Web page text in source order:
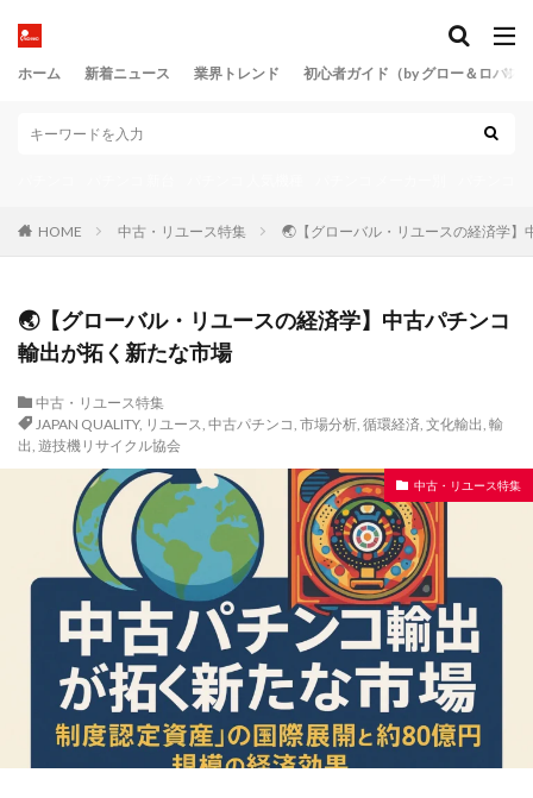
ホーム 新着ニュース 業界トレンド 初心者ガイド（by グロー＆ロバス
検索
HOME 中古・リユース特集 🌏【グローバル・リユースの経済学】
🌏【グローバル・リユースの経済学】中古パチンコ
輸出が拓く新たな市場
中古・リユース特集
JAPAN QUALITY, リユース, 中古パチンコ, 市場分析, 循環経済, 文化輸出, 輸
出, 遊技機リサイクル協会
中古・リユース特集